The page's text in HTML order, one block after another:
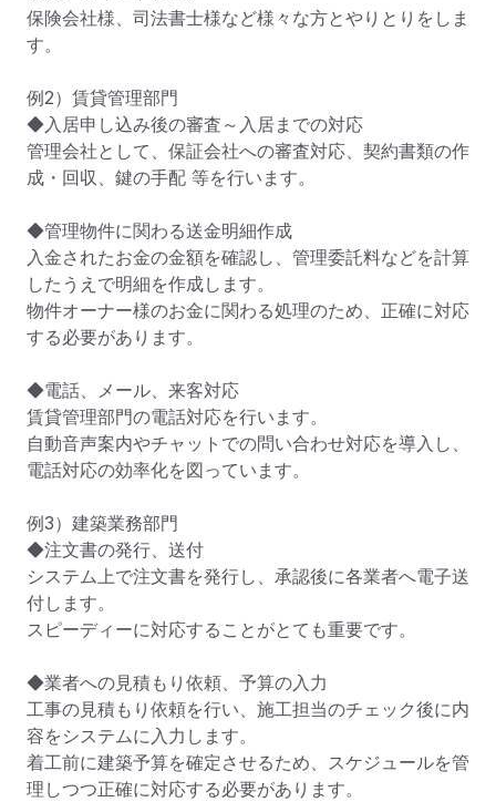
保険会社様、司法書士様など様々な方とやりとりをしま
す。
例2）賃貸管理部門
◆入居申し込み後の審査～入居までの対応
管理会社として、保証会社への審査対応、契約書類の作
成・回収、鍵の手配 等を行います。
◆管理物件に関わる送金明細作成
入金されたお金の金額を確認し、管理委託料などを計算
したうえで明細を作成します。
物件オーナー様のお金に関わる処理のため、正確に対応
する必要があります。
◆電話、メール、来客対応
賃貸管理部門の電話対応を行います。
自動音声案内やチャットでの問い合わせ対応を導入し、
電話対応の効率化を図っています。
例3）建築業務部門
◆注文書の発行、送付
システム上で注文書を発行し、承認後に各業者へ電子送
付します。
スピーディーに対応することがとても重要です。
◆業者への見積もり依頼、予算の入力
工事の見積もり依頼を行い、施工担当のチェック後に内
容をシステムに入力します。
着工前に建築予算を確定させるため、スケジュールを管
理しつつ正確に対応する必要があります。